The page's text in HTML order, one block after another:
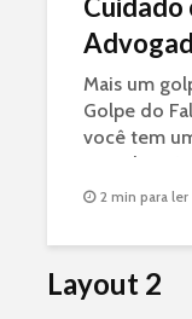
Cuidado
Mais um
Golpe do
você tem
uma
2 min para ler
Layout 2